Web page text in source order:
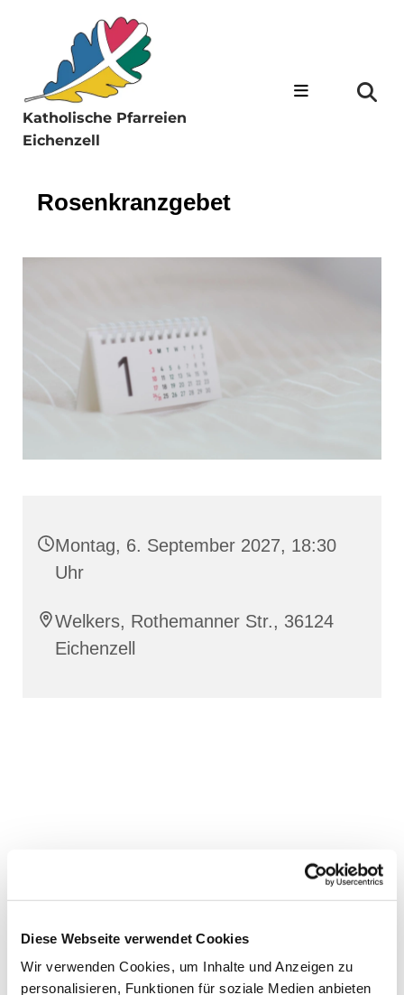
Diese Webseite verwendet Cookies
Wir verwenden Cookies, um Inhalte und Anzeigen zu
personalisieren, Funktionen für soziale Medien anbieten
Katholische Pfarreien
Eichenzell
Rosenkranzgebet
Montag, 6. September 2027, 18:30
Uhr
Welkers, Rothemanner Str., 36124
Eichenzell